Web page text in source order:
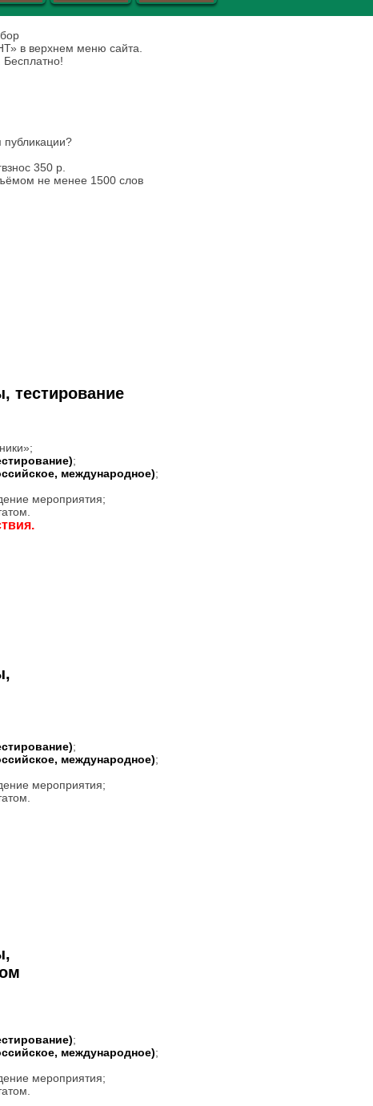
в верхнем меню сайта.
Бесплатно!
публикации?
350 р.
не менее 1500 слов
тестирование
;
международное);
мероприятия;
;
международное);
мероприятия;
;
международное);
мероприятия;